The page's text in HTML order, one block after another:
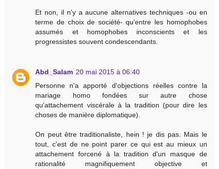
Et non, il n'y a aucune alternatives techniques -ou en
terme de choix de société- qu'entre les homophobes
assumés et homophobes inconscients et les
progressistes souvent condescendants.
Abd_Salam 20 mai 2015 à 06:40
Personne n'a apporté d'objections réelles contre la
mariage homo fondées sur autre chose
qu'attachement viscérale à la tradition (pour dire les
choses de manière diplomatique).
On peut être traditionaliste, hein ! je dis pas. Mais le
tout, c'est de ne point parer ce qui est au mieux un
attachement forcené à la tradition d'un masque de
rationalité magnifiquement objective et